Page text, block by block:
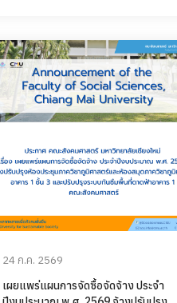
24 ก.ค. 2569
เผยแพร่แผนการจัดซื้อจัดจ้าง ประจำ